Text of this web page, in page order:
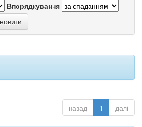
Впорядкування
назад 1 далі